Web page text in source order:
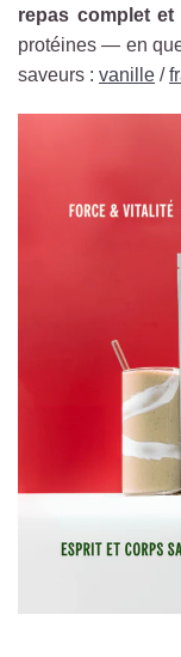
repas complet et
protéines — en
saveurs : vanille /